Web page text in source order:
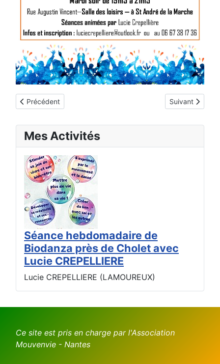
Article précédent : Sophie Vernier
Précédent Article suivant :
Suivant
Mes Activités
Séance hebdomadaire de
Biodanza près de Cholet avec
Lucie CREPELLIERE
Lucie CREPELLIERE (LAMOUREUX)
Ce site est pris en charge par l'Association
Mouvenvie - Nantes